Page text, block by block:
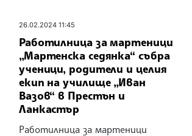
26.02.2024 11:45
Работилница за мартеници
„Мартенска седянка“ събра
ученици, родители и целия
екип на училище „Иван
Вазов“ в Престън и
Ланкастър
Работилница за мартеници